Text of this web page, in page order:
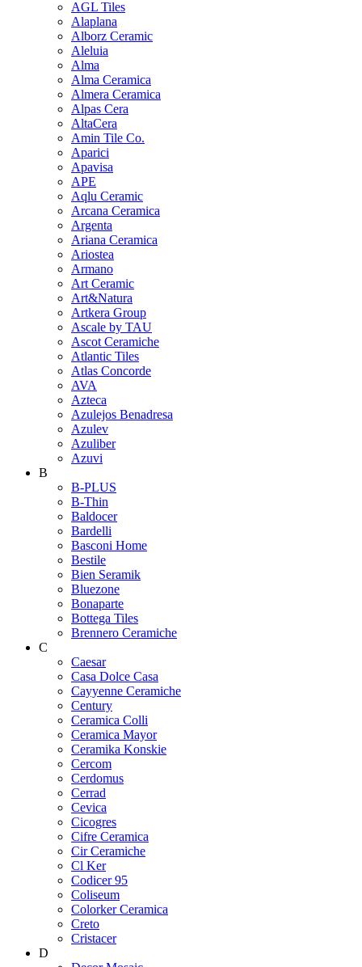
AGL Tiles
Alaplana
Alborz Ceramic
Aleluia
Alma
Alma Ceramica
Almera Ceramica
Alpas Cera
AltaCera
Amin Tile Co.
Aparici
Apavisa
APE
Aqlu Ceramic
Arcana Ceramica
Argenta
Ariana Ceramica
Ariostea
Armano
Art Ceramic
Art&Natura
Artkera Group
Ascale by TAU
Ascot Ceramiche
Atlantic Tiles
Atlas Concorde
AVA
Azteca
Azulejos Benadresa
Azulev
Azuliber
Azuvi
B
B-PLUS
B-Thin
Baldocer
Bardelli
Basconi Home
Bestile
Bien Seramik
Bluezone
Bonaparte
Bottega Tiles
Brennero Ceramiche
C
Caesar
Casa Dolce Casa
Cayyenne Ceramiche
Century
Ceramica Colli
Ceramica Mayor
Ceramika Konskie
Cercom
Cerdomus
Cerrad
Cevica
Cicogres
Cifre Ceramica
Cir Ceramiche
Cl Ker
Codicer 95
Coliseum
Colorker Ceramica
Creto
Cristacer
D